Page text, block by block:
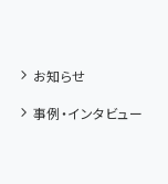
お知らせ
事例・インタビュー